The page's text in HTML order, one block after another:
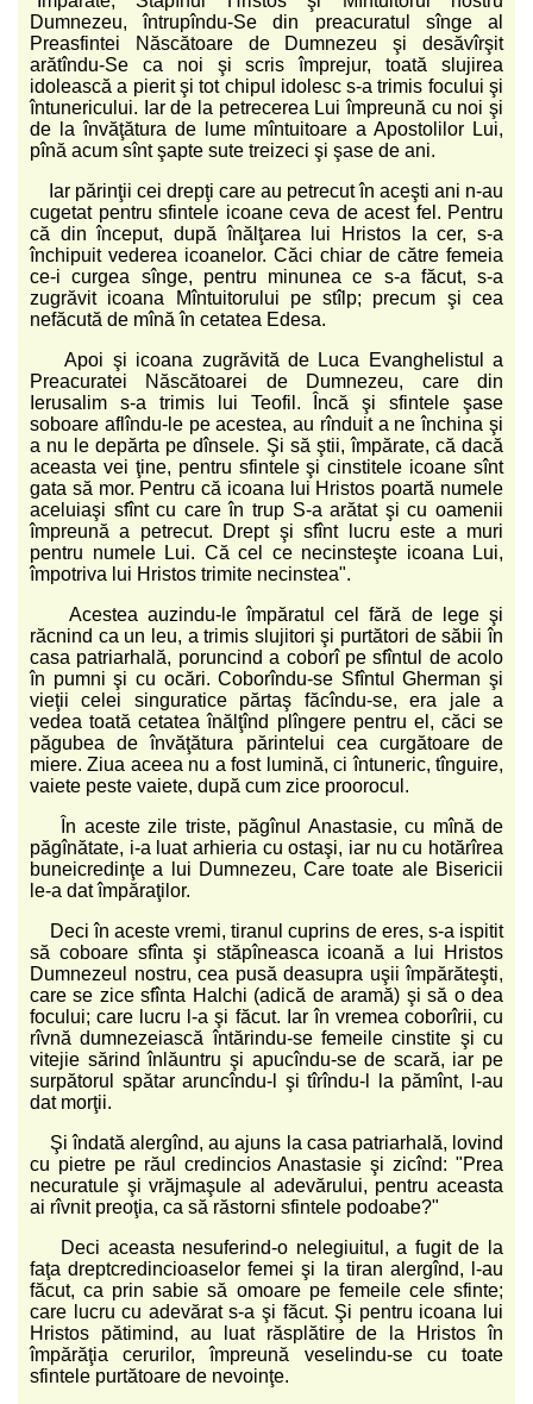
Dumnezeu, întrupîndu-Se din preacuratul sînge al
Preasfintei Născătoare de Dumnezeu şi desăvîrşit
arătîndu-Se ca noi şi scris împrejur, toată slujirea
idolească a pierit şi tot chipul idolesc s-a trimis focului şi
întunericului. Iar de la petrecerea Lui împreună cu noi şi
de la învăţătura de lume mîntuitoare a Apostolilor Lui,
pînă acum sînt şapte sute treizeci şi şase de ani.
Iar părinţii cei drepţi care au petrecut în aceşti ani n-au
cugetat pentru sfintele icoane ceva de acest fel. Pentru
că din început, după înălţarea lui Hristos la cer, s-a
închipuit vederea icoanelor. Căci chiar de către femeia
ce-i curgea sînge, pentru minunea ce s-a făcut, s-a
zugrăvit icoana Mîntuitorului pe stîlp; precum şi cea
nefăcută de mînă în cetatea Edesa.
Apoi şi icoana zugrăvită de Luca Evanghelistul a
Preacuratei Născătoarei de Dumnezeu, care din
Ierusalim s-a trimis lui Teofil. Încă şi sfintele şase
soboare aflîndu-le pe acestea, au rînduit a ne închina şi
a nu le depărta pe dînsele. Şi să ştii, împărate, că dacă
aceasta vei ţine, pentru sfintele şi cinstitele icoane sînt
gata să mor. Pentru că icoana lui Hristos poartă numele
aceluiaşi sfînt cu care în trup S-a arătat şi cu oamenii
împreună a petrecut. Drept şi sfînt lucru este a muri
pentru numele Lui. Că cel ce necinsteşte icoana Lui,
împotriva lui Hristos trimite necinstea".
Acestea auzindu-le împăratul cel fără de lege şi
răcnind ca un leu, a trimis slujitori şi purtători de săbii în
casa patriarhală, poruncind a coborî pe sfîntul de acolo
în pumni şi cu ocări. Coborîndu-se Sfîntul Gherman şi
vieţii celei singuratice părtaş făcîndu-se, era jale a
vedea toată cetatea înălţînd plîngere pentru el, căci se
păgubea de învăţătura părintelui cea curgătoare de
miere. Ziua aceea nu a fost lumină, ci întuneric, tînguire,
vaiete peste vaiete, după cum zice proorocul.
În aceste zile triste, păgînul Anastasie, cu mînă de
păgînătate, i-a luat arhieria cu ostaşi, iar nu cu hotărîrea
buneicredinţe a lui Dumnezeu, Care toate ale Bisericii
le-a dat împăraţilor.
Deci în aceste vremi, tiranul cuprins de eres, s-a ispitit
să coboare sfînta şi stăpîneasca icoană a lui Hristos
Dumnezeul nostru, cea pusă deasupra uşii împărăteşti,
care se zice sfînta Halchi (adică de aramă) şi să o dea
focului; care lucru l-a şi făcut. Iar în vremea coborîrii, cu
rîvnă dumnezeiască întărindu-se femeile cinstite şi cu
vitejie sărind înlăuntru şi apucîndu-se de scară, iar pe
surpătorul spătar aruncîndu-l şi tîrîndu-l la pămînt, l-au
dat morţii.
Şi îndată alergînd, au ajuns la casa patriarhală, lovind
cu pietre pe răul credincios Anastasie şi zicînd: "Prea
necuratule şi vrăjmaşule al adevărului, pentru aceasta
ai rîvnit preoţia, ca să răstorni sfintele podoabe?"
Deci aceasta nesuferind-o nelegiuitul, a fugit de la
faţa dreptcredincioaselor femei şi la tiran alergînd, l-au
făcut, ca prin sabie să omoare pe femeile cele sfinte;
care lucru cu adevărat s-a şi făcut. Şi pentru icoana lui
Hristos pătimind, au luat răsplătire de la Hristos în
împărăţia cerurilor, împreună veselindu-se cu toate
sfintele purtătoare de nevoinţe.